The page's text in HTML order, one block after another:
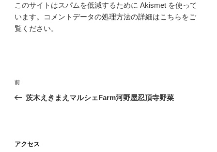
このサイトはスパムを低減するために Akismet を使って
います。
コメントデータの処理方法の詳細はこちらをご
覧ください。
投
ナ
ー
前
の
前
茨木えきまえマルシェFarm河野屋忍頂寺野菜
アクセス